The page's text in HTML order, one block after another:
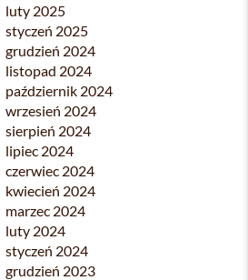
luty 2025
styczeń 2025
grudzień 2024
listopad 2024
październik 2024
wrzesień 2024
sierpień 2024
lipiec 2024
czerwiec 2024
kwiecień 2024
marzec 2024
luty 2024
styczeń 2024
grudzień 2023